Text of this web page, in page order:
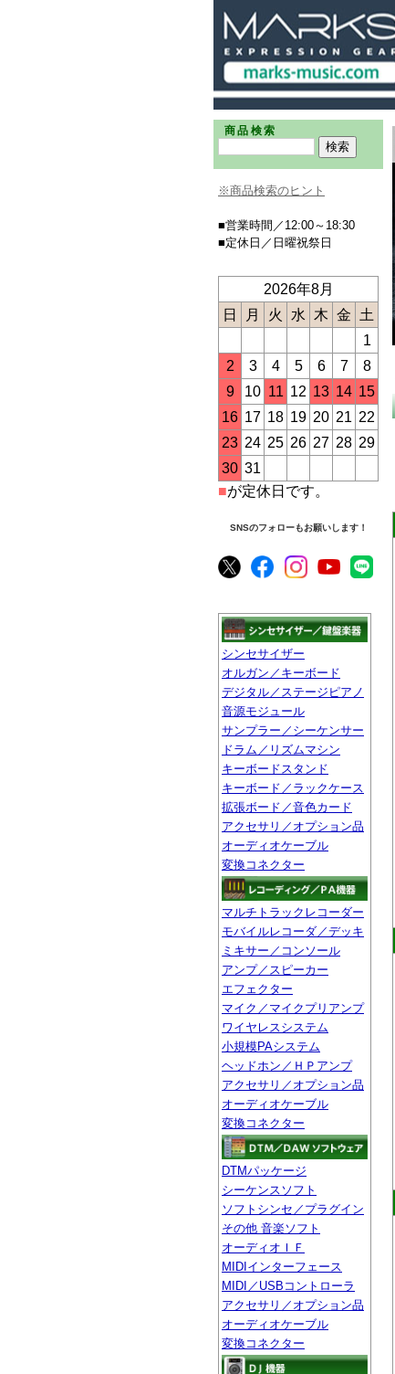
商品検索
※商品検索のヒント
■営業時間／12:00～18:30
■定休日／日曜祝祭日
2026年8月
日
月 火 水 木 金
土
1
2
3 4 5 6 7
8
9
10 11 12 13 14 15
16 17 18 19 20 21 22
23 24 25 26 27 28 29
30 31
■が定休日です。
SNSのフォローもお願いします！
シンセサイザー
オルガン／キーボード
デジタル／ステージピアノ
音源モジュール
サンプラー／シーケンサー
ドラム／リズムマシン
キーボードスタンド
キーボード／ラックケース
拡張ボード／音色カード
アクセサリ／オプション品
オーディオケーブル
変換コネクター
マルチトラックレコーダー
モバイルレコーダ／デッキ
ミキサー／コンソール
アンプ／スピーカー
エフェクター
マイク／マイクプリアンプ
ワイヤレスシステム
小規模PAシステム
ヘッドホン／ＨＰアンプ
アクセサリ／オプション品
オーディオケーブル
変換コネクター
DTMパッケージ
シーケンスソフト
ソフトシンセ／プラグイン
その他 音楽ソフト
オーディオＩＦ
MIDIインターフェース
MIDI／USBコントローラ
アクセサリ／オプション品
オーディオケーブル
変換コネクター